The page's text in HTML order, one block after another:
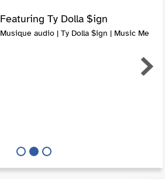
Featuring Ty Dolla $ign
Musique audio | Ty Dolla $ign | Music Me